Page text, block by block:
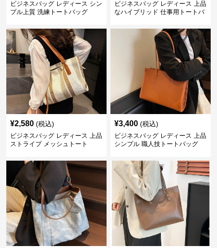
ビジネスバッグ レディース シン
プル上質 洗練トートバッグ
ビジネスバッグ レディース 上品
なハイブリッド 仕事用トートバ
¥2,580 (税込)
ビジネスバッグ レディース 上品
ストライプ メッシュトート
¥3,400 (税込)
ビジネスバッグ レディース 上品
シンプル 職人技トートバッグ